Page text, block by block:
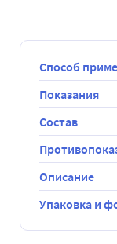
Способ
Показания
Состав
Описание
Упаковка и